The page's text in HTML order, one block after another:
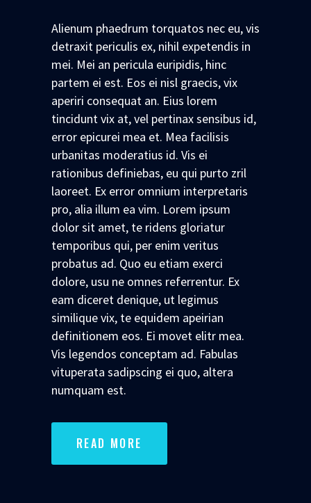
Alienum phaedrum torquatos nec eu, vis
detraxit periculis ex, nihil expetendis in
mei. Mei an pericula euripidis, hinc
partem ei est. Eos ei nisl graecis, vix
aperiri consequat an. Eius lorem
tincidunt vix at, vel pertinax sensibus id,
error epicurei mea et. Mea facilisis
urbanitas moderatius id. Vis ei
rationibus definiebas, eu qui purto zril
laoreet. Ex error omnium interpretaris
pro, alia illum ea vim. Lorem ipsum
dolor sit amet, te ridens gloriatur
temporibus qui, per enim veritus
probatus ad. Quo eu etiam exerci
dolore, usu ne omnes referrentur. Ex
eam diceret denique, ut legimus
similique vix, te equidem apeirian
definitionem eos. Ei movet elitr mea.
Vis legendos conceptam ad. Fabulas
vituperata sadipscing ei quo, altera
numquam est.
READ MORE